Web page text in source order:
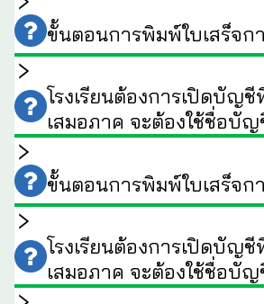
ขั้นตอนการพิมพ์ใบเสร็จก
โรงเรียนต้องการเปิดบัญชี
เสมอภาค จะต้องใช้ชื่อบัญ
ขั้นตอนการพิมพ์ใบเสร็จก
โรงเรียนต้องการเปิดบัญชี
เสมอภาค จะต้องใช้ชื่อบัญ